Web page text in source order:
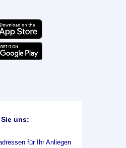
uns:
für Ihr Anliegen